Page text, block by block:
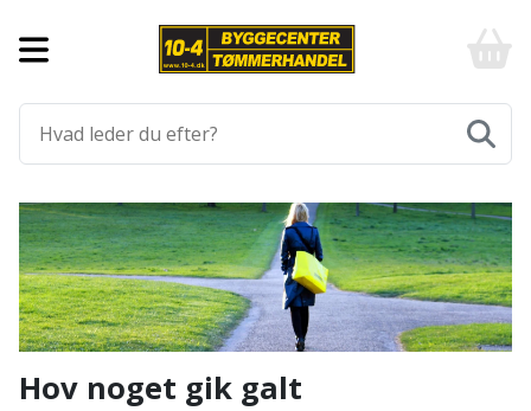
Aluprofiler
Armering
Asfalt
Befæstigelse
Gulve
Fliser
og
klinker
Gulvtilbehør
Gulvunderlag
Værktøj
Afmærkning
Arbejdsbuk
Elværktøj
Afkortersav
Havemaskiner
have
-
billigt
og
-
Klik
og
byg
Hov noget gik galt